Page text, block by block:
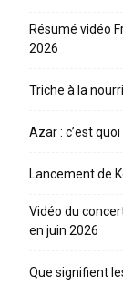
Résumé vidéo
2026
Triche à la
Azar : c’est
Lancement de
Vidéo du
en juin 2026
Que signifient